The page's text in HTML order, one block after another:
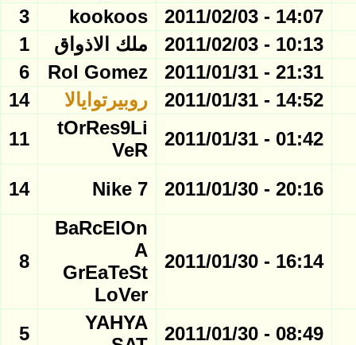
14:07 - 2011/02/03
kookoos
3
10:13 - 2011/02/03
ملك الاذواق
1
21:31 - 2011/01/31
Rol Gomez
6
14:52 - 2011/01/31
روبيرتوايالا
14
01:42 - 2011/01/31
tOrRes9Li
VeR
11
20:16 - 2011/01/30
Nike 7
14
16:14 - 2011/01/30
BaRcElOn
A
GrEaTeSt
LoVer
8
08:49 - 2011/01/30
YAHYA
5